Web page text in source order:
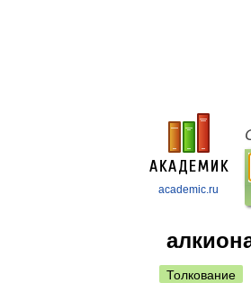
academic.ru
Толкование